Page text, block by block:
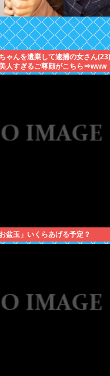
ゃんを遺棄して逮捕の女さん(23)
人すぎるご尊顔がこちら⇒www
盆玉」いくらあげる予定？